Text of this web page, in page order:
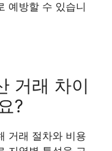
예방할 수 있습니
거래 차이
?
거래 절차와 비용